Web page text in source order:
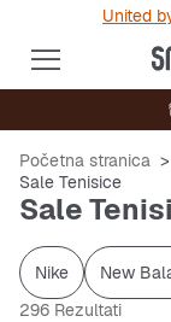
United
Početna stranica
Sale Tenisice
Sale
Nike New
296 Rezultati